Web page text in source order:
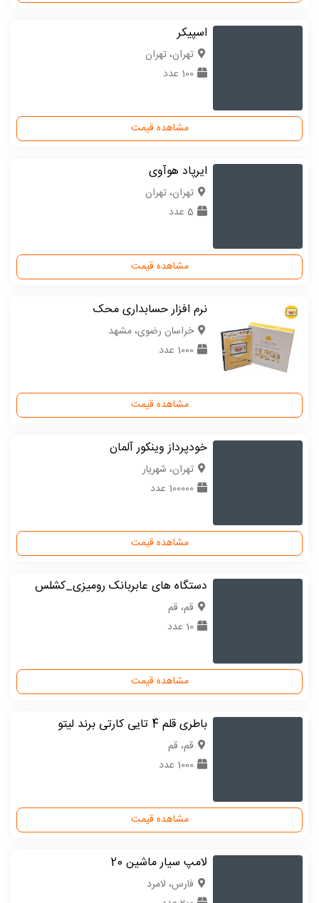
اسپیکر
تهران، تهران
100 عدد
مشاهده قیمت
ایرپاد هوآوی
تهران، تهران
5 عدد
مشاهده قیمت
نرم افزار حسابداری محک
خراسان رضوی، مشهد
1000 عدد
مشاهده قیمت
خودپرداز وینکور آلمان
تهران، شهریار
100000 عدد
مشاهده قیمت
دستگاه های عابربانک رومیزی_کشلس
قم، قم
10 عدد
مشاهده قیمت
باطری قلم 4 تایی کارتی برند لیتو
قم، قم
1000 عدد
مشاهده قیمت
لامپ سیار ماشین 20
فارس، لامرد